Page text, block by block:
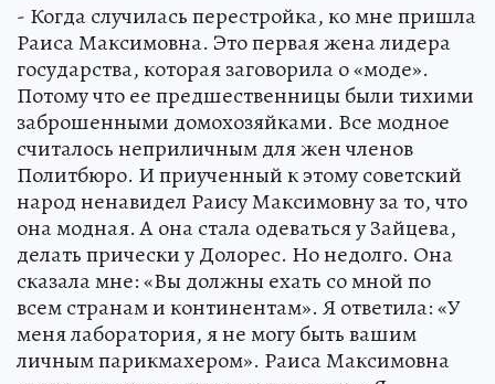
- Когда случилась перестройка, ко мне пришла
Раиса Максимовна. Это первая жена лидера
государства, которая заговорила о «моде».
Потому что ее предшественницы были тихими
заброшенными домохозяйками. Все модное
считалось неприличным для жен членов
Политбюро. И приученный к этому советский
народ ненавидел Раису Максимовну за то, что
она модная. А она стала одеваться у Зайцева,
делать прически у Долорес. Но недолго. Она
сказала мне: «Вы должны ехать со мной по
всем странам и континентам». Я ответила: «У
меня лаборатория, я не могу быть вашим
личным парикмахером». Раиса Максимовна